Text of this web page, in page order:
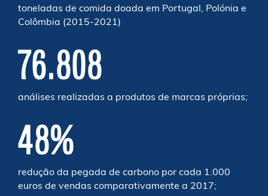
toneladas de comida doada em Portugal, Polónia e
Colômbia (2015-2021)
76.808
análises realizadas a produtos de marcas próprias;
48%
redução da pegada de carbono por cada 1.000
euros de vendas comparativamente a 2017;